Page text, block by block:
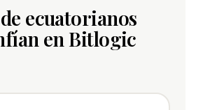
ecuatorianos
en Bitlogic